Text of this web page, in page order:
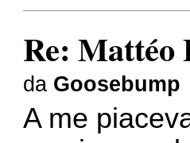
Re: Mattéo
da Goosebump
A me